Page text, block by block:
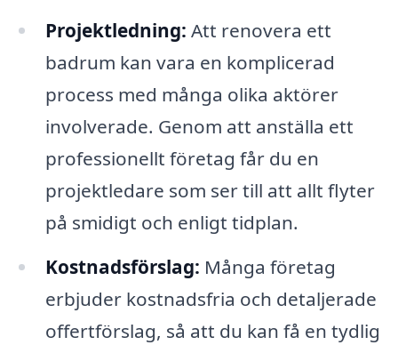
Projektledning: Att renovera ett
badrum kan vara en komplicerad
process med många olika aktörer
involverade. Genom att anställa ett
professionellt företag får du en
projektledare som ser till att allt flyter
på smidigt och enligt tidplan.
Kostnadsförslag: Många företag
erbjuder kostnadsfria och detaljerade
offertförslag, så att du kan få en tydlig